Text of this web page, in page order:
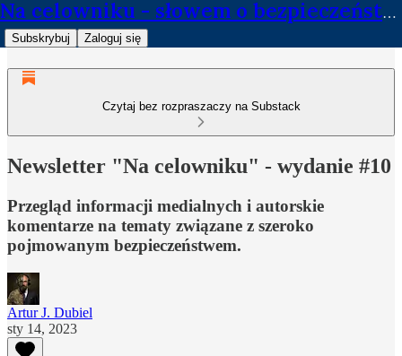
Na celowniku - słowem o bezpieczeństwie
Subskrybuj Zaloguj się
Czytaj bez rozpraszaczy na Substack
Newsletter "Na celowniku" - wydanie #10
Przegląd informacji medialnych i autorskie
komentarze na tematy związane z szeroko
pojmowanym bezpieczeństwem.
Artur J. Dubiel
sty 14, 2023